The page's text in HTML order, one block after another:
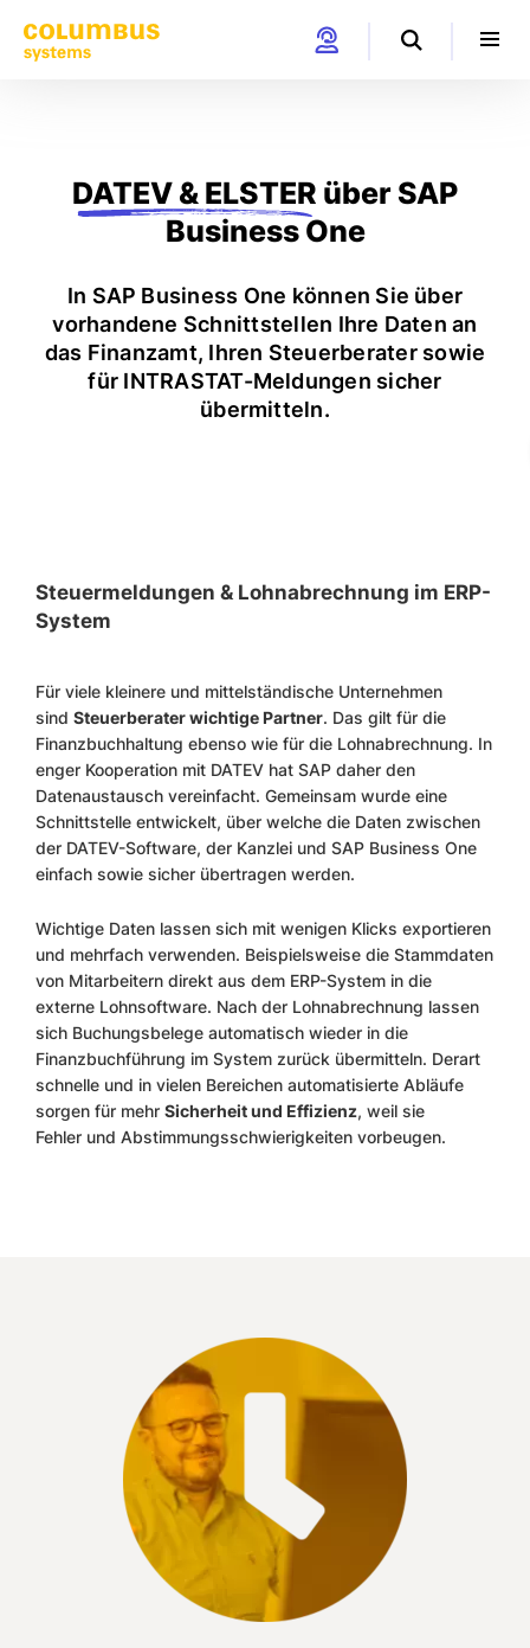
DATEV & ELSTER über SAP
Business One
In SAP Business One können Sie über
vorhandene Schnittstellen Ihre Daten an
das Finanzamt, Ihren Steuerberater sowie
für INTRASTAT-Meldungen sicher
übermitteln.
Steuermeldungen & Lohnabrechnung im ERP-
System
Für viele kleinere und mittelständische Unternehmen
sind Steuerberater wichtige Partner. Das gilt für die
Finanzbuchhaltung ebenso wie für die Lohnabrechnung. In
enger Kooperation mit DATEV hat SAP daher den
Datenaustausch vereinfacht. Gemeinsam wurde eine
Schnittstelle entwickelt, über welche die Daten zwischen
der DATEV-Software, der Kanzlei und SAP Business One
einfach sowie sicher übertragen werden.
Wichtige Daten lassen sich mit wenigen Klicks exportieren
und mehrfach verwenden. Beispielsweise die Stammdaten
von Mitarbeitern direkt aus dem ERP-System in die
externe Lohnsoftware. Nach der Lohnabrechnung lassen
sich Buchungsbelege automatisch wieder in die
Finanzbuchführung im System zurück übermitteln. Derart
schnelle und in vielen Bereichen automatisierte Abläufe
sorgen für mehr Sicherheit und Effizienz, weil sie
Fehler und Abstimmungsschwierigkeiten vorbeugen.